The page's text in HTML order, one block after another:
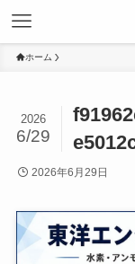
ホーム
2026
6/29
2026年6月29日